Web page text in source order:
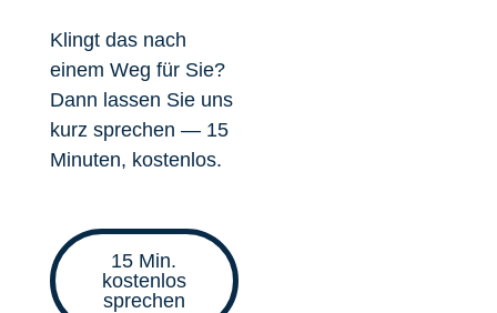
Klingt das nach
einem Weg für Sie?
Dann lassen Sie uns
kurz sprechen — 15
Minuten, kostenlos.
15 Min.
kostenlos
sprechen